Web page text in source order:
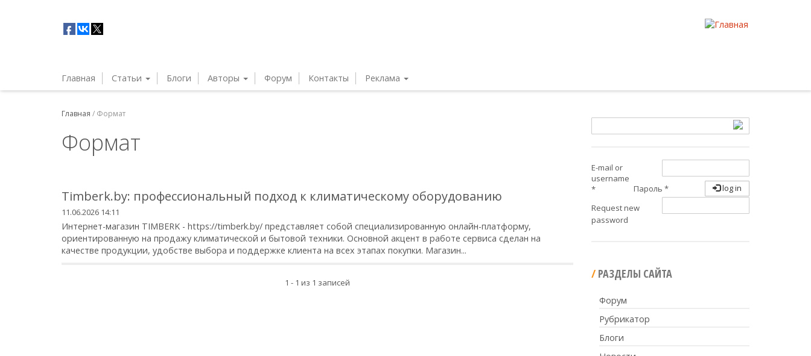
Главная Статьи Блоги Авторы Форум Контакты Реклама
Главная / Формат
Формат
Timberk.by: профессиональный подход к климатическому оборудованию
11.06.2026 14:11
Интернет-магазин TIMBERK - https://timberk.by/ представляет собой специализированную онлайн-платформу,
ориентированную на продажу климатической и бытовой техники. Основной акцент в работе сервиса сделан на
качестве продукции, удобстве выбора и поддержке клиента на всех этапах покупки. Магазин...
1 - 1 из 1 записей
E-mail or
username
*
Пароль *
Request new
password
log in
РАЗДЕЛЫ САЙТА
Форум
Рубрикатор
Блоги